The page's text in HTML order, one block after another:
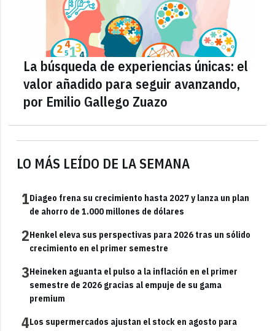
LO MÁS LEÍDO DE LA SEMANA
1Diageo frena su crecimiento hasta 2027 y lanza un plan
de ahorro de 1.000 millones de dólares
2Henkel eleva sus perspectivas para 2026 tras un sólido
crecimiento en el primer semestre
3Heineken aguanta el pulso a la inflación en el primer
semestre de 2026 gracias al empuje de su gama
premium
4Los supermercados ajustan el stock en agosto para
La búsqueda de experiencias únicas: el
valor añadido para seguir avanzando,
por Emilio Gallego Zuazo